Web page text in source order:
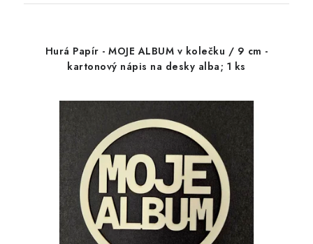
Hurá Papír - MOJE ALBUM v kolečku / 9 cm -
kartonový nápis na desky alba; 1 ks